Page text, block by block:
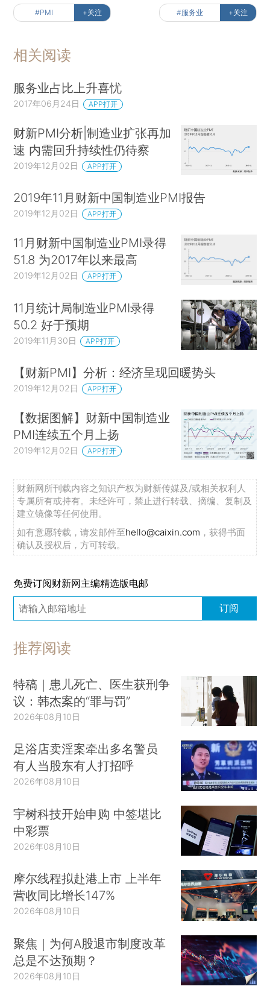
#PMI +关注 #服务业 +关注
相关阅读
服务业占比上升喜忧
2017年06月24日 APP打开
财新PMI分析|制造业扩张再加
速 内需回升持续性仍待察
2019年12月02日 APP打开
2019年11月财新中国制造业PMI报告
2019年12月02日 APP打开
11月财新中国制造业PMI录得
51.8 为2017年以来最高
2019年12月02日 APP打开
11月统计局制造业PMI录得
50.2 好于预期
2019年11月30日 APP打开
【财新PMI】分析：经济呈现回暖势头
2019年12月02日 APP打开
【数据图解】财新中国制造业
PMI连续五个月上扬
2019年12月02日 APP打开
财新网所刊载内容之知识产权为财新传媒及/或相关权利人
专属所有或持有。未经许可，禁止进行转载、摘编、复制及
建立镜像等任何使用。
如有意愿转载，请发邮件至hello@caixin.com ，获得书面
确认及授权后，方可转载。
免费订阅财新网主编精选版电邮
订阅
推荐阅读
特稿｜患儿死亡、医生获刑争
议：韩杰案的“罪与罚”
2026年08月10日
足浴店卖淫案牵出多名警员
有人当股东有人打招呼
2026年08月10日
宇树科技开始申购 中签堪比
中彩票
2026年08月10日
摩尔线程拟赴港上市 上半年
营收同比增长147%
2026年08月10日
聚焦｜为何A股退市制度改革
总是不达预期？
2026年08月10日